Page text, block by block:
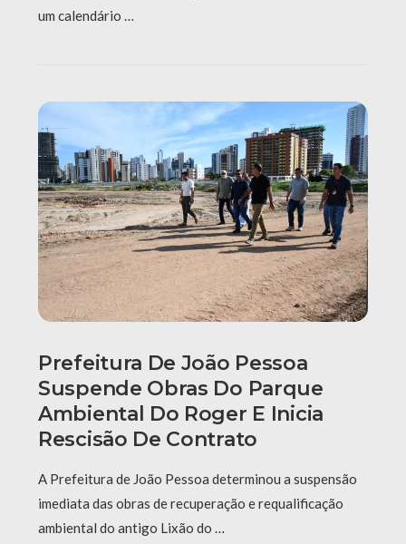
um calendário …
Prefeitura De João Pessoa
Suspende Obras Do Parque
Ambiental Do Roger E Inicia
Rescisão De Contrato
A Prefeitura de João Pessoa determinou a suspensão
imediata das obras de recuperação e requalificação
ambiental do antigo Lixão do …